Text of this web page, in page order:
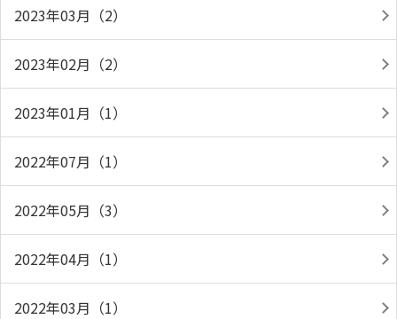
2023年03月（2）
2023年02月（2）
2023年01月（1）
2022年07月（1）
2022年05月（3）
2022年04月（1）
2022年03月（1）